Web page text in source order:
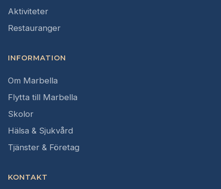
Aktiviteter
Restauranger
INFORMATION
Om Marbella
Flytta till Marbella
Skolor
Hälsa & Sjukvård
Tjänster & Företag
KONTAKT